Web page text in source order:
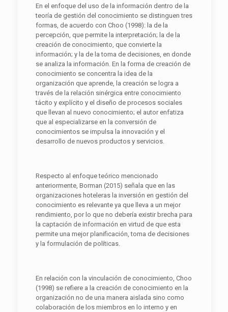
En el enfoque del uso de la información dentro de la
teoría de gestión del conocimiento se distinguen tres
formas, de acuerdo con Choo (1998): la de la
percepción, que permite la interpretación; la de la
creación de conocimiento, que convierte la
información; y la de la toma de decisiones, en donde
se analiza la información. En la forma de creación de
conocimiento se concentra la idea de la
organización que aprende, la creación se logra a
través de la relación sinérgica entre conocimiento
tácito y explícito y el diseño de procesos sociales
que llevan al nuevo conocimiento; el autor enfatiza
que al especializarse en la conversión de
conocimientos se impulsa la innovación y el
desarrollo de nuevos productos y servicios.
Respecto al enfoque teórico mencionado
anteriormente, Borman (2015) señala que en las
organizaciones hoteleras la inversión en gestión del
conocimiento es relevante ya que lleva a un mejor
rendimiento, por lo que no debería existir brecha para
la captación de información en virtud de que esta
permite una mejor planificación, toma de decisiones
y la formulación de políticas.
En relación con la vinculación de conocimiento, Choo
(1998) se refiere a la creación de conocimiento en la
organización no de una manera aislada sino como
colaboración de los miembros en lo interno y en